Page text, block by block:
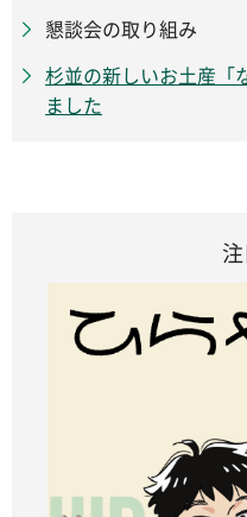
懇談会の取り組み
杉並の新しいお土産「
ました